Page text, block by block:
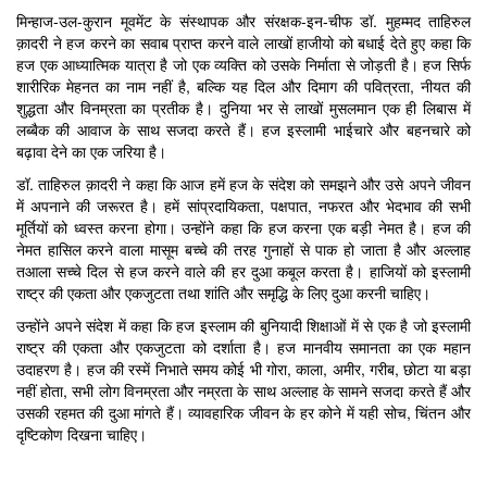
मिन्हाज-उल-कुरान मूवमेंट के संस्थापक और संरक्षक-इन-चीफ डॉ. मुहम्मद ताहिरुल
क़ादरी ने हज करने का सवाब प्राप्त करने वाले लाखों हाजीयो को बधाई देते हुए कहा कि
हज एक आध्यात्मिक यात्रा है जो एक व्यक्ति को उसके निर्माता से जोड़ती है। हज सिर्फ
शारीरिक मेहनत का नाम नहीं है, बल्कि यह दिल और दिमाग की पवित्रता, नीयत की
शुद्धता और विनम्रता का प्रतीक है। दुनिया भर से लाखों मुसलमान एक ही लिबास में
लब्बैक की आवाज के साथ सजदा करते हैं। हज इस्लामी भाईचारे और बहनचारे को
बढ़ावा देने का एक जरिया है।
डॉ. ताहिरुल क़ादरी ने कहा कि आज हमें हज के संदेश को समझने और उसे अपने जीवन
में अपनाने की जरूरत है। हमें सांप्रदायिकता, पक्षपात, नफरत और भेदभाव की सभी
मूर्तियों को ध्वस्त करना होगा। उन्होंने कहा कि हज करना एक बड़ी नेमत है। हज की
नेमत हासिल करने वाला मासूम बच्चे की तरह गुनाहों से पाक हो जाता है और अल्लाह
तआला सच्चे दिल से हज करने वाले की हर दुआ कबूल करता है। हाजियों को इस्लामी
राष्ट्र की एकता और एकजुटता तथा शांति और समृद्धि के लिए दुआ करनी चाहिए।
उन्होंने अपने संदेश में कहा कि हज इस्लाम की बुनियादी शिक्षाओं में से एक है जो इस्लामी
राष्ट्र की एकता और एकजुटता को दर्शाता है। हज मानवीय समानता का एक महान
उदाहरण है। हज की रस्में निभाते समय कोई भी गोरा, काला, अमीर, गरीब, छोटा या बड़ा
नहीं होता, सभी लोग विनम्रता और नम्रता के साथ अल्लाह के सामने सजदा करते हैं और
उसकी रहमत की दुआ मांगते हैं। व्यावहारिक जीवन के हर कोने में यही सोच, चिंतन और
दृष्टिकोण दिखना चाहिए।